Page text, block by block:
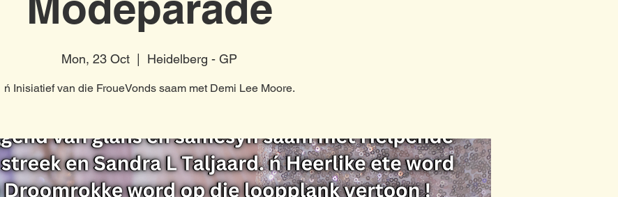
Mon, 23 Oct Heidelberg - GP
ń Inisiatief van die FroueVonds saam met Demi Lee Moore.